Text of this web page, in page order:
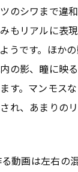
のシワまで違
もリアルに表
うです。ほか
の影、瞳に映
す。マンモス
れ、あまりの
動画は左右の